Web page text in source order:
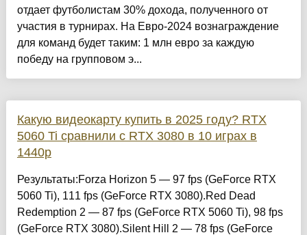
отдает футболистам 30% дохода, полученного от
участия в турнирах. На Евро-2024 вознаграждение
для команд будет таким: 1 млн евро за каждую
победу на групповом э...
Какую видеокарту купить в 2025 году? RTX
5060 Ti сравнили с RTX 3080 в 10 играх в
1440p
Результаты:Forza Horizon 5 — 97 fps (GeForce RTX
5060 Ti), 111 fps (GeForce RTX 3080).Red Dead
Redemption 2 — 87 fps (GeForce RTX 5060 Ti), 98 fps
(GeForce RTX 3080).Silent Hill 2 — 78 fps (GeForce